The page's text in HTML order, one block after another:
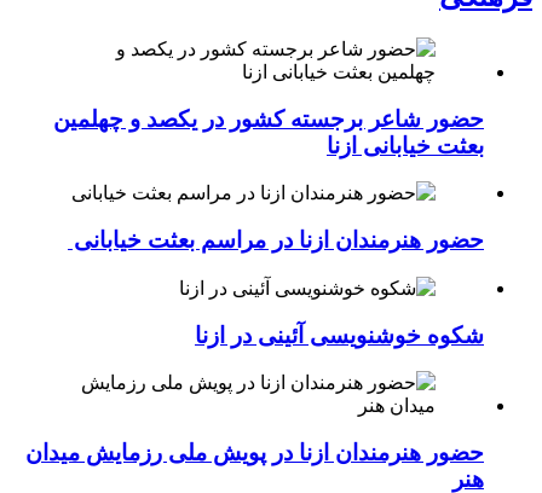
حضور شاعر برجسته کشور در یکصد و چهلمین
بعثت خیابانی ازنا
حضور هنرمندان ازنا در مراسم بعثت خیابانی
شکوه خوشنویسی آئینی در ازنا
حضور هنرمندان ازنا در پویش ملی رزمایش میدان
هنر